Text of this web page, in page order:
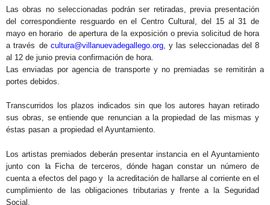
Las obras no seleccionadas podrán ser retiradas, previa presentación
del correspondiente resguardo en el Centro Cultural, del 15 al 31 de
mayo en horario de apertura de la exposición o previa solicitud de hora
a través decultura@villanuevadegallego.org , y las seleccionadas del 8
al 12 de junio previa confirmación de hora.
Las enviadas por agencia de transporte y no premiadas se remitirán a
portes debidos.
Transcurridos los plazos indicados sin que los autores hayan retirado
sus obras, seentiende que renuncian a la propiedad de las mismas y
éstas pasan a propiedad el Ayuntamiento.
Los artistas premiados deberán presentar instancia en el Ayuntamiento
junto con la Ficha de terceros, dónde hagan constar un número de
cuenta a efectos del pago y la acreditación de hallarse al corriente en el
cumplimiento de las obligaciones tributarias y frente a la Seguridad
Social.